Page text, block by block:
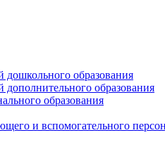
дошкольного образования
образования
образования
и вспомогательного